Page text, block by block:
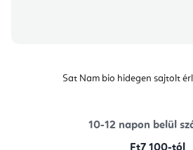
Sat Nam bio hidegen sajtolt
10-12 napon belül